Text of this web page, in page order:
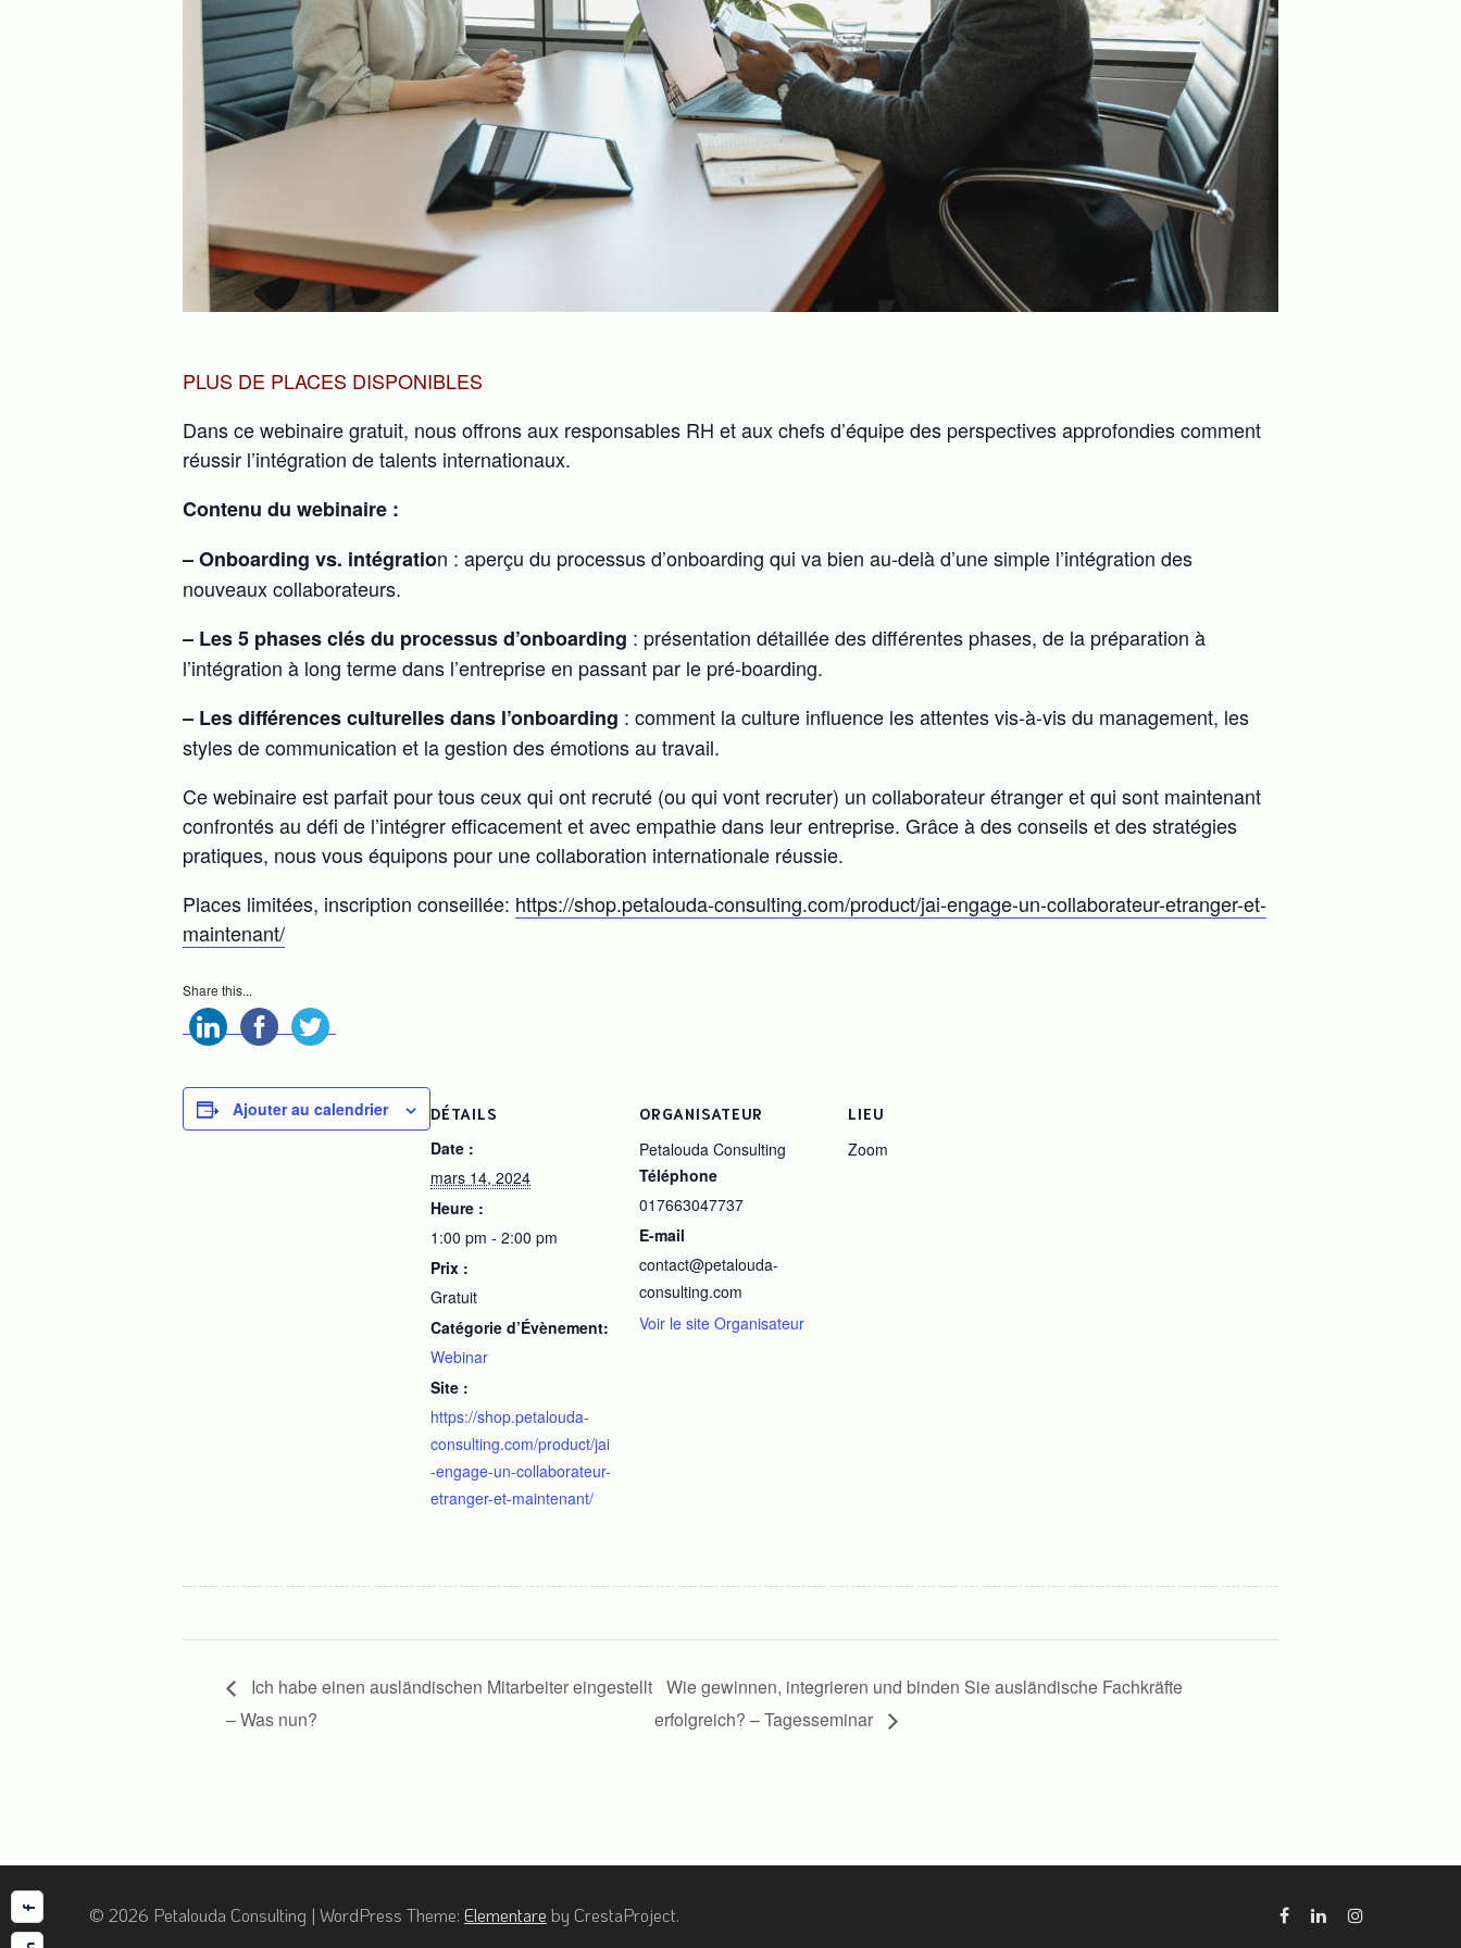
PLUS DE PLACES DISPONIBLES
Dans ce webinaire gratuit, nous offrons aux responsables RH et aux chefs d’équipe des perspectives approfondies comment
réussir l’intégration de talents internationaux.
Contenu du webinaire :
– Onboarding vs. intégration : aperçu du processus d’onboarding qui va bien au-delà d’une simple l’intégration des
nouveaux collaborateurs.
– Les 5 phases clés du processus d’onboarding : présentation détaillée des différentes phases, de la préparation à
l’intégration à long terme dans l’entreprise en passant par le pré-boarding.
– Les différences culturelles dans l’onboarding : comment la culture influence les attentes vis-à-vis du management, les
styles de communication et la gestion des émotions au travail.
Ce webinaire est parfait pour tous ceux qui ont recruté (ou qui vont recruter) un collaborateur étranger et qui sont maintenant
confrontés au défi de l’intégrer efficacement et avec empathie dans leur entreprise. Grâce à des conseils et des stratégies
pratiques, nous vous équipons pour une collaboration internationale réussie.
Places limitées, inscription conseillée: https://shop.petalouda-consulting.com/product/jai-engage-un-collaborateur-etranger-et-
maintenant/
Share this...
Ajouter au calendrier DÉTAILS
Date :
mars 14, 2024
Heure :
1:00 pm - 2:00 pm
Prix :
Gratuit
Catégorie d’Évènement:
Webinar
Site :
https://shop.petalouda-
consulting.com/product/jai
-engage-un-collaborateur-
etranger-et-maintenant/
ORGANISATEUR
Petalouda Consulting
Téléphone
017663047737
E-mail
contact@petalouda-
consulting.com
Voir le site Organisateur
LIEU
Zoom
Ich habe einen ausländischen Mitarbeiter eingestellt
– Was nun?
Wie gewinnen, integrieren und binden Sie ausländische Fachkräfte
erfolgreich? – Tagesseminar
© 2026 Petalouda Consulting | WordPress Theme: Elementare by CrestaProject. Facebook
LinkedinInstagram
Facebook
Linkedin